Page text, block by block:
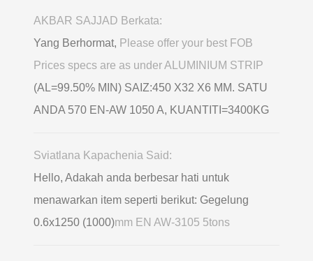
AKBAR SAJJAD Berkata:
Yang Berhormat, Please offer your best FOB
Prices specs are as under ALUMINIUM STRIP
(AL=99.50% MIN) SAIZ:450 X32 X6 MM. SATU
ANDA 570 EN-AW 1050 A, KUANTITI=3400KG
Sviatlana Kapachenia Said:
Hello, Adakah anda berbesar hati untuk
menawarkan item seperti berikut: Gegelung
0.6х1250 (1000)mm EN AW-3105 5tons